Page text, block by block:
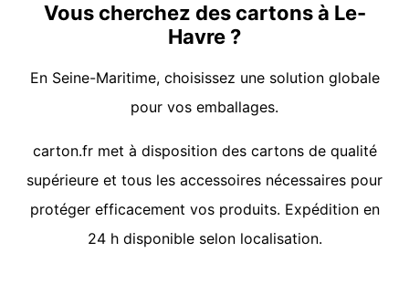
Vous cherchez des cartons à Le-
Havre ?
En Seine-Maritime, choisissez une solution globale
pour vos emballages.
carton.fr met à disposition des cartons de qualité
supérieure et tous les accessoires nécessaires pour
protéger efficacement vos produits. Expédition en
24 h disponible selon localisation.